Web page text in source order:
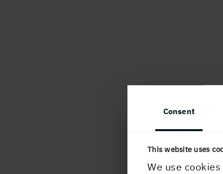
Consent
This website uses
We use